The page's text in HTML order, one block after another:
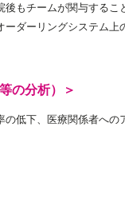
後もチームが関与する
ダーリングシステム
の分析）＞
の低下、医療関係者への